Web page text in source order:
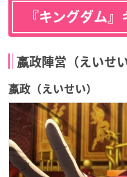
『キングダム
嬴政陣営（えいせ
嬴政（えいせい）